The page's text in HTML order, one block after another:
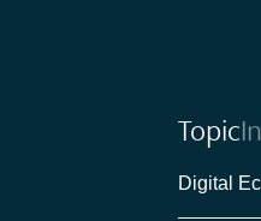
Topic
Digital